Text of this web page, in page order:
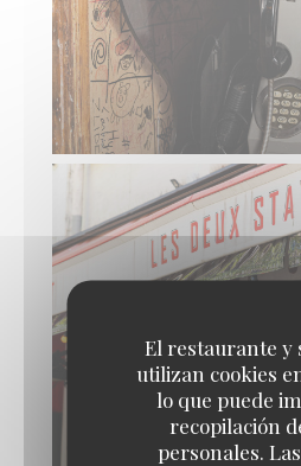
El restaurante y
utilizan cookies
lo que puede
recopilación
personales.